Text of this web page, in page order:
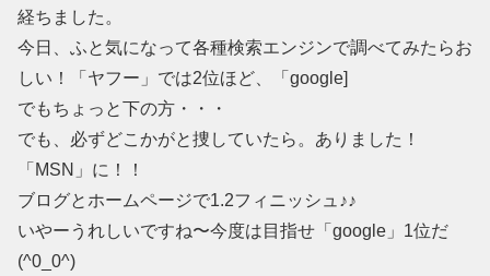
経ちました。
今日、ふと気になって各種検索エンジンで調べてみたらお
しい！「ヤフー」では2位ほど、「google]
でもちょっと下の方・・・
でも、必ずどこかがと捜していたら。ありました！
「MSN」に！！
ブログとホームページで1.2フィニッシュ♪♪
いやーうれしいですね〜今度は目指せ「google」1位だ
(^0_0^)